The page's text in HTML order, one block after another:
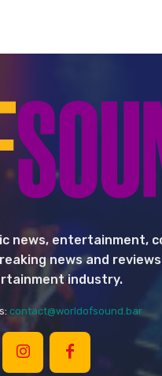
news, entertainment,
news and
industry.
contact@worldofsound.bar